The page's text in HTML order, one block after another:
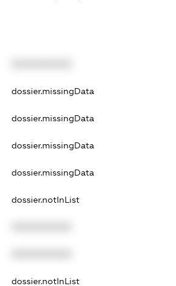
dossier.missingData
dossier.missingData
dossier.missingData
dossier.missingData
dossier.notInList
dossier.notInList